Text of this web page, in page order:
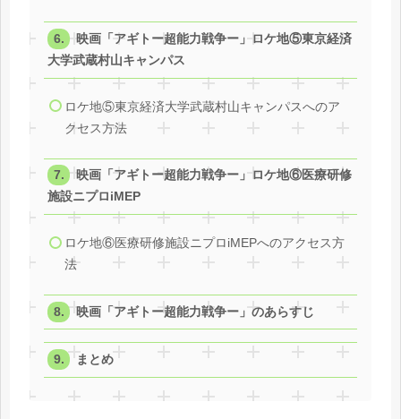
映画「アギトー超能力戦争ー」ロケ地⑤東京経済
大学武蔵村山キャンパス
ロケ地⑤東京経済大学武蔵村山キャンパスへのア
クセス方法
映画「アギトー超能力戦争ー」ロケ地⑥医療研修
施設ニプロiMEP
ロケ地⑥医療研修施設ニプロiMEPへのアクセス方
法
映画「アギトー超能力戦争ー」のあらすじ
まとめ